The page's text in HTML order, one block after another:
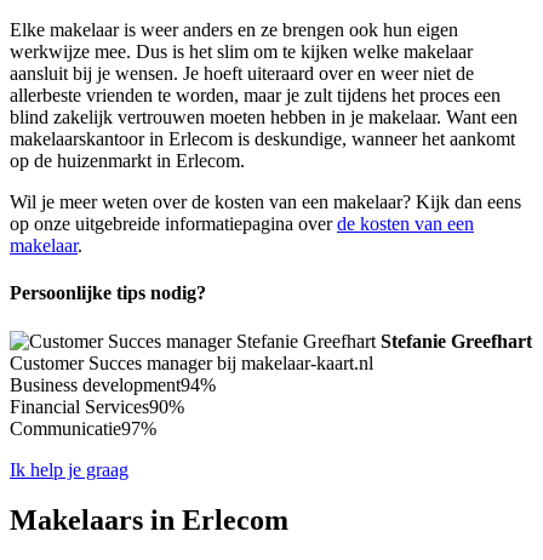
Elke makelaar is weer anders en ze brengen ook hun eigen
werkwijze mee. Dus is het slim om te kijken welke makelaar
aansluit bij je wensen. Je hoeft uiteraard over en weer niet de
allerbeste vrienden te worden, maar je zult tijdens het proces een
blind zakelijk vertrouwen moeten hebben in je makelaar. Want een
makelaarskantoor in Erlecom is deskundige, wanneer het aankomt
op de huizenmarkt in Erlecom.
Wil je meer weten over de kosten van een makelaar? Kijk dan eens
op onze uitgebreide informatiepagina overde kosten van een
makelaar.
Persoonlijke tips nodig?
Stefanie Greefhart
Customer Succes manager bij makelaar-kaart.nl
Business development94%
Financial Services90%
Communicatie97%
Ik help je graag
Makelaars in Erlecom